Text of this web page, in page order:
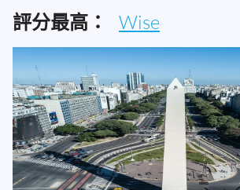
評分最高： Wise